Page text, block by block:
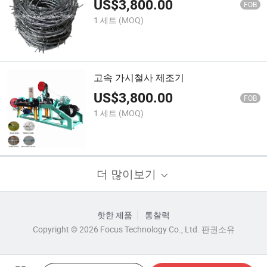
US$3,800.00 FOB
1 세트 (MOQ)
고속 가시철사 제조기
US$3,800.00 FOB
1 세트 (MOQ)
더 많이보기
핫한 제품
통찰력
Copyright © 2026 Focus Technology Co., Ltd. 판권소유